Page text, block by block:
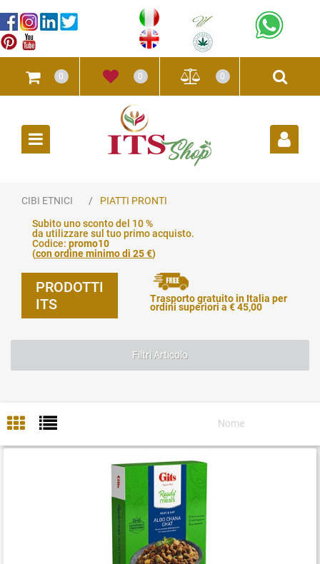
0 0 0
CIBI ETNICI PIATTI PRONTI
Subito uno sconto del 10 %
da utilizzare sul tuo primo acquisto.
Codice: promo10
(con ordine minimo di 25 €)
PRODOTTI
ITS
Trasporto gratuito in Italia per
ordini superiori a € 45,00
Filtri Articolo